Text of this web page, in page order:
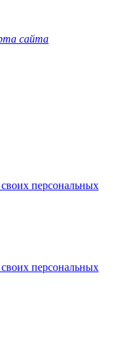
сайта
персональных
персональных